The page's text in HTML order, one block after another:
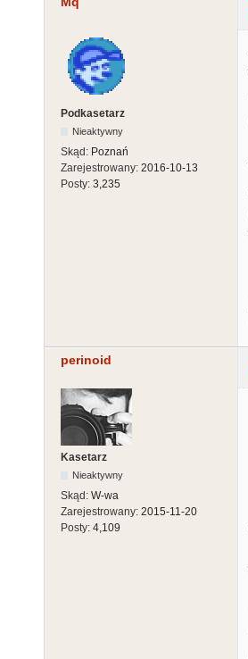
Podkasetarz
Nieaktywny
Skąd: Poznań
Zarejestrowany: 2016-10-13
Posty: 3,235
perinoid
Kasetarz
Nieaktywny
Skąd: W-wa
Zarejestrowany: 2015-11-20
Posty: 4,109